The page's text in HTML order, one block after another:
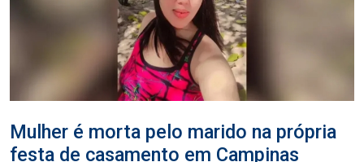
Mulher é morta pelo marido na própria
festa de casamento em Campinas